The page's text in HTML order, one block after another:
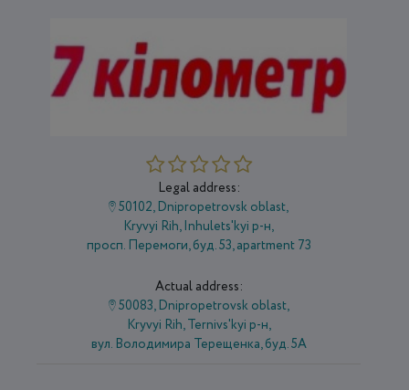
Legal address:
50102, Dnipropetrovsk oblast,
Kryvyi Rih, Inhulets'kyi р-н,
просп. Перемоги, буд. 53, apartment 73
Actual address:
50083, Dnipropetrovsk oblast,
Kryvyi Rih, Ternivs'kyi р-н,
вул. Володимира Терещенка, буд. 5А